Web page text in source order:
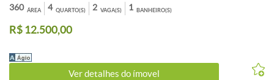
compra. ATENDIMENTO EM TODO BRASIL. , AUTORIZADO PELO
BANCO CENTRAL. fotos ilustrativo, não contemplado,
OPORTUNIDADE!!! LIGUE AGORA TR:( 31 ) 3495-5224 Celular:
n: 2055 BH-MG
ÁREA
360 QUARTO(S)
4 VAGA(S)
2 BANHEIRO(S)
1
R$ 12.500,00
Ver detalhes do ímovel